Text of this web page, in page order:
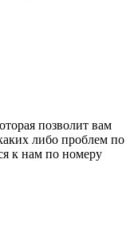
позволит вам
либо проблем по
к нам по номеру